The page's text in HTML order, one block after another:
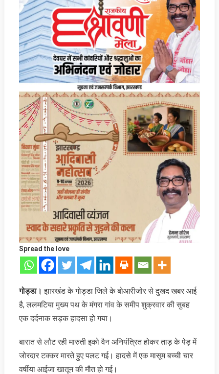
Spread the love
गोड्डा। झारखंड के गोड्डा जिले के बोआरीजोर से दुखद खबर आई
है, ललमटिया मुख्य पथ के मंगरा गांव के समीप शुक्रवार की सुबह
एक दर्दनाक सड़क हादसा हो गया।
बारात से लौट रही मारुती इको वैन अनियंत्रित होकर ताड़ के पेड़ में
जोरदार टक्कर मारते हुए पलट गई। हादसे में एक मासूम बच्ची चार
वर्षीया आईजा खातून की मौत हो गई।